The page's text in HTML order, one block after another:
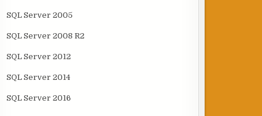
SQL Server 2005
SQL Server 2008 R2
SQL Server 2012
SQL Server 2014
SQL Server 2016